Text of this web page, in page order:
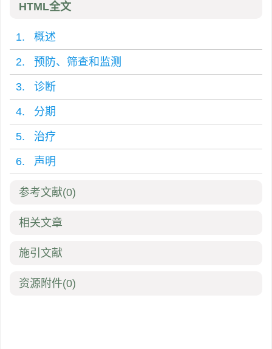
HTML全文
1. 概述
2. 预防、筛查和监测
3. 诊断
4. 分期
5. 治疗
6. 声明
参考文献(0)
相关文章
施引文献
资源附件(0)